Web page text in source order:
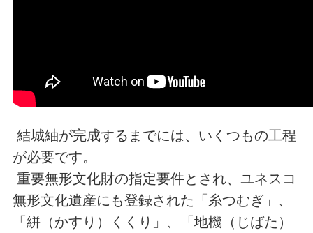
結城紬が完成するまでには、いくつもの工程
が必要です。
重要無形文化財の指定要件とされ、ユネスコ
無形文化遺産にも登録された「糸つむぎ」、
「絣（かすり）くくり」、「地機（じばた）